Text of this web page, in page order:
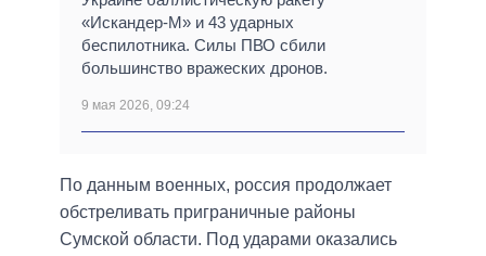
«Искандер-М» и 43 ударных
беспилотника. Силы ПВО сбили
большинство вражеских дронов.
9 мая 2026, 09:24
По данным военных, россия продолжает
обстреливать приграничные районы
Сумской области. Под ударами оказались